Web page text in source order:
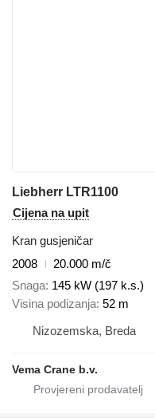
Liebherr LTR1100
Cijena na upit
Kran gusjeničar
2008
20.000 m/č
Snaga 145 kW (197 k.s.)
Visina podizanja 52 m
Nizozemska, Breda
Vema Crane b.v.